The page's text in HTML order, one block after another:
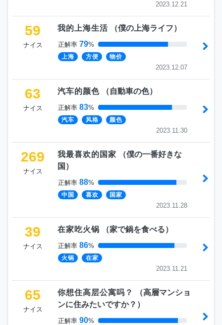
2023.12.21
59
ナイス
我的上海生活 （僕の上海ライフ）
正解率 79%
上海 方便 物价
2023.12.07
63
ナイス
汽车的颜色 （自動車の色）
正解率 83%
汽车 风格 颜色
2023.11.30
269
ナイス
我最喜欢的国家 （僕の一番好きな
国 ）
正解率 88%
中国 喜欢 国家
2023.11.28
39
ナイス
在家吃火锅 （家で鍋を食べる）
正解率 86%
火锅 在家
2023.11.21
65
ナイス
你想住高层公寓吗？ （高層マンショ
ンに住みたいですか？ ）
正解率 90%